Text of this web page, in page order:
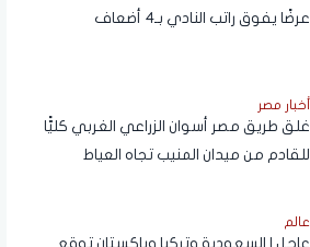
عرضًا يفوق راتب النادي بـ4 أضعاف
أخبار مصر
غلق طريق مصر أسوان الزراعي الغربي كليًّا
للقادم من ميدان المنيب تجاه العياط
عالم
عاجل | السعودية وتركيا وباكستان توقع